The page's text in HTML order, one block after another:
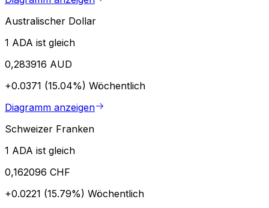
Australischer Dollar
1 ADA ist gleich
0,283916 AUD
+0.0371 (15.04%) Wöchentlich
Diagramm anzeigen
Schweizer Franken
1 ADA ist gleich
0,162096 CHF
+0.0221 (15.79%) Wöchentlich